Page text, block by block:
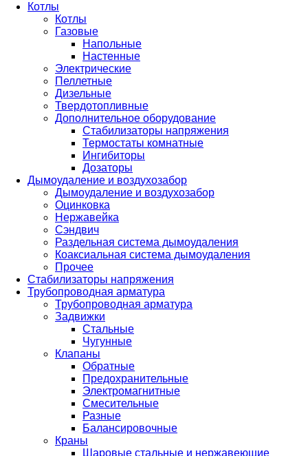
Котлы
Котлы
Газовые
Напольные
Настенные
Электрические
Пеллетные
Дизельные
Твердотопливные
Дополнительное оборудование
Стабилизаторы напряжения
Термостаты комнатные
Ингибиторы
Дозаторы
Дымоудаление и воздухозабор
Дымоудаление и воздухозабор
Оцинковка
Нержавейка
Сэндвич
Раздельная система дымоудаления
Коаксиальная система дымоудаления
Прочее
Стабилизаторы напряжения
Трубопроводная арматура
Трубопроводная арматура
Задвижки
Стальные
Чугунные
Клапаны
Обратные
Предохранительные
Электромагнитные
Смесительные
Разные
Балансировочные
Краны
Шаровые стальные и нержавеющие